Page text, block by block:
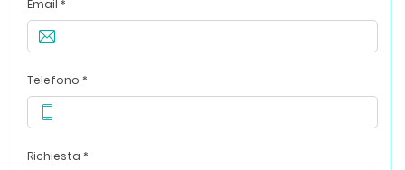
Email *
Telefono *
Richiesta *